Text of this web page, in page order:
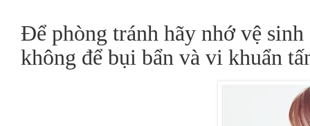
Để phòng tránh hãy nhớ vệ sinh
không để bụi bẩn và vi khuẩn